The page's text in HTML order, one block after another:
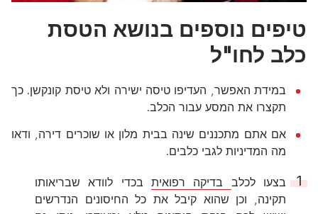
טיפים נוספים בנושא הטסת
כלב לחו"ל
במידת האפשר, העדיפו טיסה ישירה ולא טיסת קונקשן. כך
תקצרו את המסע עבור הכלב.
אם אתם מתכננים שינה בבית מלון או שוכרים דירה, ודאו
מה המדיניות לגבי כלבים.
בצעו לכלב בדיקה רפואית בכדי לוודא שבריאותו
תקינה, וכן שהוא קיבל את כל החיסונים הנדרשים